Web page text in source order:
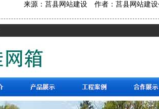
来源：莒县网站建设 作者：莒县网站建